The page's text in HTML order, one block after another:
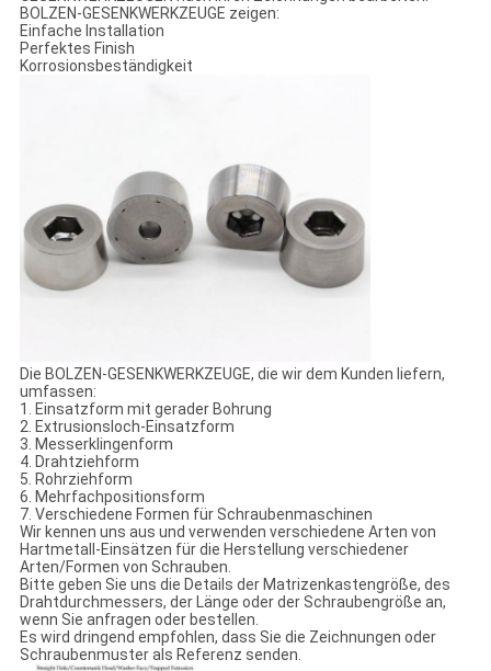
BOLZEN-GESENKWERKZEUGE zeigen:
Einfache Installation
Perfektes Finish
Korrosionsbeständigkeit
Die BOLZEN-GESENKWERKZEUGE, die wir dem Kunden liefern,
umfassen:
1. Einsatzform mit gerader Bohrung
2. Extrusionsloch-Einsatzform
3. Messerklingenform
4. Drahtziehform
5. Rohrziehform
6. Mehrfachpositionsform
7. Verschiedene Formen für Schraubenmaschinen
Wir kennen uns aus und verwenden verschiedene Arten von
Hartmetall-Einsätzen für die Herstellung verschiedener
Arten/Formen von Schrauben.
Bitte geben Sie uns die Details der Matrizenkastengröße, des
Drahtdurchmessers, der Länge oder der Schraubengröße an,
wenn Sie anfragen oder bestellen.
Es wird dringend empfohlen, dass Sie die Zeichnungen oder
Schraubenmuster als Referenz senden.